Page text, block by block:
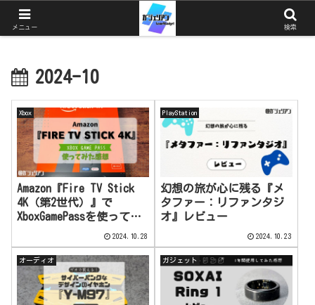
ガジェットとゲームと猫を中心としたブログ
2024-10
Xbox
Amazon『Fire TV Stick
4K（第2世代）』で
XboxGamePassを使ってみ
2024.10.28
PlayStation
幻想の旅が心に残る『メ
タファー：リファンタジ
オ』レビュー
2024.10.23
オーディオ ガジェット
メニュー 検索